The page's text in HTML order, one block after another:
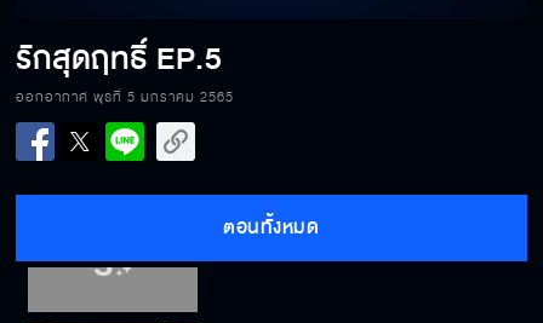
รักสุดฤทธิ์ EP.5
ออกอากาศ พุธที่ 5 มกราคม 2565
ตอนทั้งหมด
รักสุดฤทธิ์ EP.1
รักสุดฤทธิ์ EP.3